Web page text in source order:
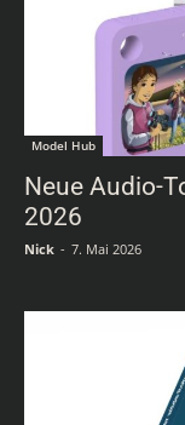
Model Hub
Neue Audio-
2026
Nick - 7. Mai 2026